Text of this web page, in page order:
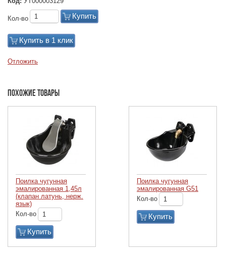
Кол-во Купить
Купить в 1 клик
Отложить
Похожие товары
Поилка чугунная
эмалированная 1,45л
(клапан латунь, нерж.
язык)
Кол-во
Купить
Поилка чугунная
эмалированная G51
Кол-во
Купить